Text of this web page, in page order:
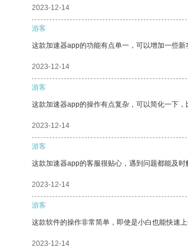
2023-12-14
游客
这款加速器app的功能有点单一，可以增加一些
2023-12-14
游客
这款加速器app的操作有点复杂，可以简化一下，
2023-12-14
游客
这款加速器app的客服很贴心，遇到问题都能及时
2023-12-14
游客
这款软件的操作非常简单，即使是小白也能快速上
2023-12-14